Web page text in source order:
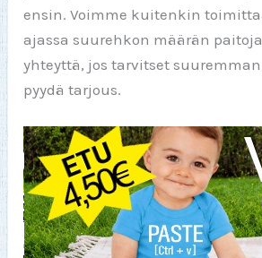
ensin. Voimme kuitenkin
ajassa suurehkon määrän
yhteyttä, jos tarvitset
pyydä tarjous.